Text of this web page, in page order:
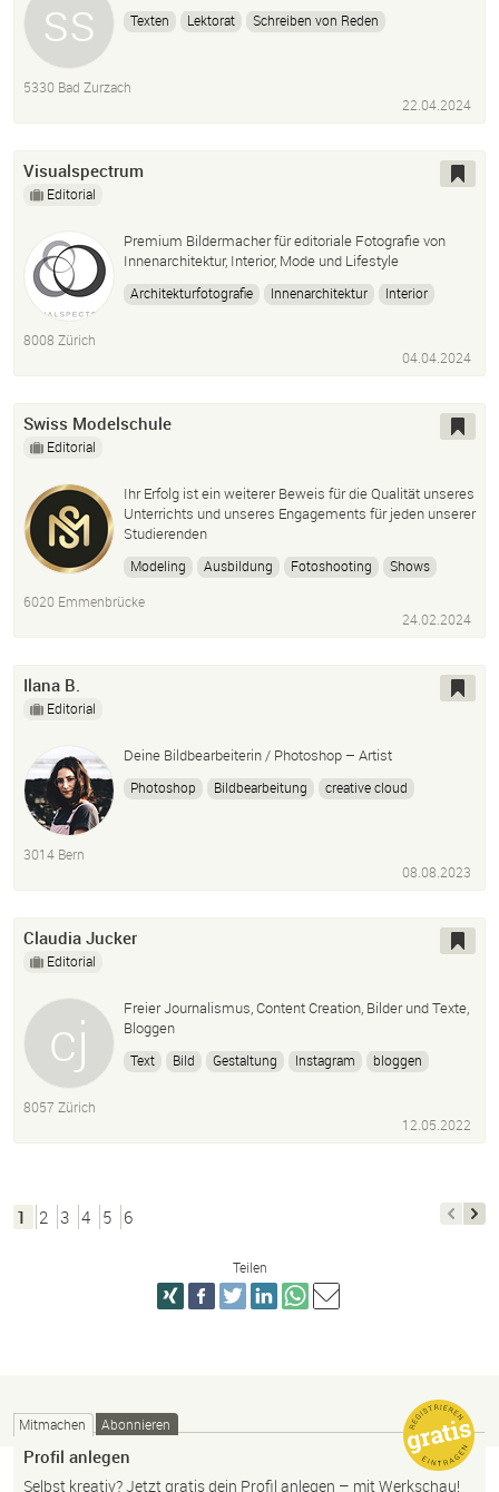
Texten Lektorat
Schreiben von Reden
5330 Bad Zurzach
22.04.2024
Visualspectrum
Editorial
Premium Bildermacher für editoriale Fotografie von
Innenarchitektur, Interior, Mode und Lifestyle
Architekturfotografie Innenarchitektur
Interior
8008 Zürich
04.04.2024
Swiss Modelschule
Editorial
Ihr Erfolg ist ein weiterer Beweis für die Qualität unseres
Unterrichts und unseres Engagements für jeden unserer
Studierenden
Modeling Ausbildung Fotoshooting
Shows
Casting
6020 Emmenbrücke
24.02.2024
Ilana B.
Editorial
Deine Bildbearbeiterin / Photoshop – Artist
Photoshop Bildbearbeitung
creative cloud
3014 Bern
08.08.2023
Claudia Jucker
Editorial
Freier Journalismus, Content Creation, Bilder und Texte,
Bloggen
Text Bild Gestaltung Instagram bloggen
8057 Zürich
12.05.2022
1 2 3 4 5 6
Teilen
Mitmachen Abonnieren
Profil anlegen
Selbst kreativ? Jetzt gratis dein Profil anlegen – mit Werkschau!